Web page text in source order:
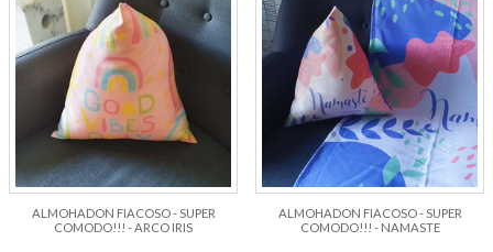
ALMOHADON FIACOSO - SUPER
COMODO!!! - ARCO IRIS
ALMOHADON FIACOSO - SUPER
COMODO!!! - NAMASTE